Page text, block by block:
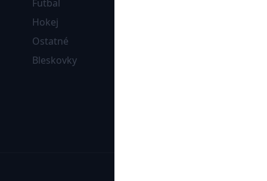
Futbal
Hokej
Ostatné
Bleskovky